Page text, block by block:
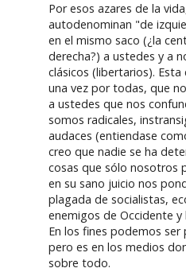
Por esos azares de la
autodenominan "de
en el mismo saco (¿la
derecha?) a ustedes y a
clásicos (libertarios).
una vez por todas, que
a ustedes que nos
somos radicales,
audaces (entiendase
creo que nadie se ha
cosas que sólo nosotros
en su sano juicio nos
plagada de socialistas,
enemigos de Occidente y
En los fines podemos ser
pero es en los medios
sobre todo.